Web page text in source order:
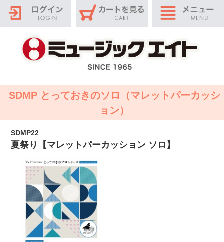
SDMP とっておきのソロ（マレットパーカッシ
ョン）
SDMP22
夏祭り【マレットパーカッション ソロ】